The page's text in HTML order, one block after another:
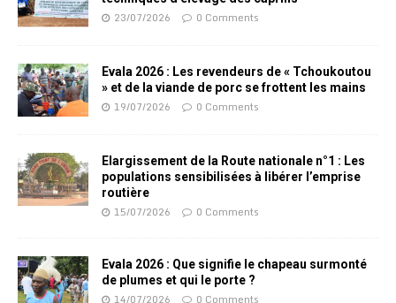
23/07/2026 0 Comments
Evala 2026 : Les revendeurs de « Tchoukoutou
» et de la viande de porc se frottent les mains
19/07/2026 0 Comments
Elargissement de la Route nationale n°1 : Les
populations sensibilisées à libérer l’emprise
routière
15/07/2026 0 Comments
Evala 2026 : Que signifie le chapeau surmonté
de plumes et qui le porte ?
14/07/2026 0 Comments